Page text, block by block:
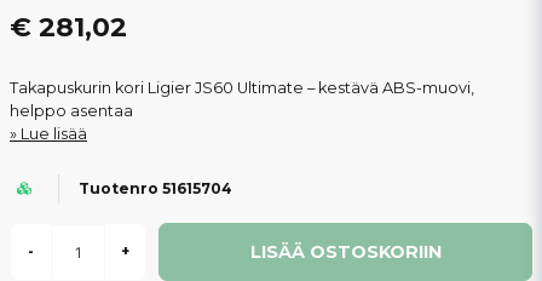
€ 281,02
Takapuskurin kori Ligier JS60 Ultimate – kestävä ABS-muovi,
helppo asentaa
Lue lisää
Tuotenro 51615704
- + LISÄÄ OSTOSKORIIN